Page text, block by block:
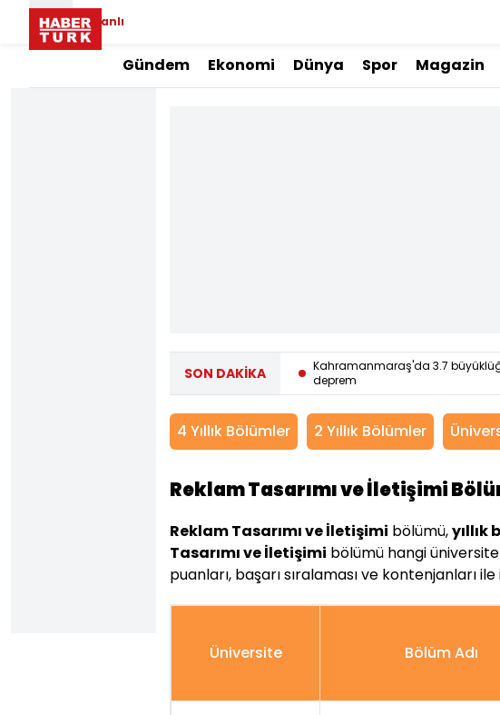
Canlı
Gündem Ekonomi Dünya Spor Magazin
SON DAKİKA
Bursa'da ATV kazası: Sürücü hayatını
Kahramanmaraş'da 3.7
deprem
4 Yıllık Bölümler 2 Yıllık Bölümler
Reklam Tasarımı ve İletişimi
Reklam Tasarımı ve İletişimi bölümü,yıllık
Tasarımı ve İletişimi bölümü hangi
puanları, başarı sıralaması ve kontenjanları
Üniversite Bölüm Adı